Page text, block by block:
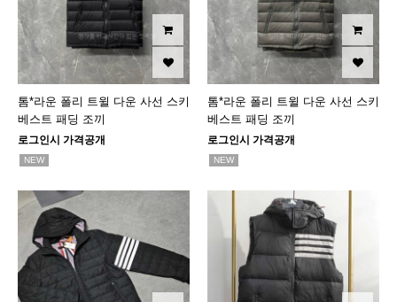
톰*라운 폴리 트윌 다운 사선 스키
베스트 패딩 조끼
로그인시 가격공개
NEW
톰*라운 폴리 트윌 다운 사선 스키
베스트 패딩 조끼
로그인시 가격공개
NEW